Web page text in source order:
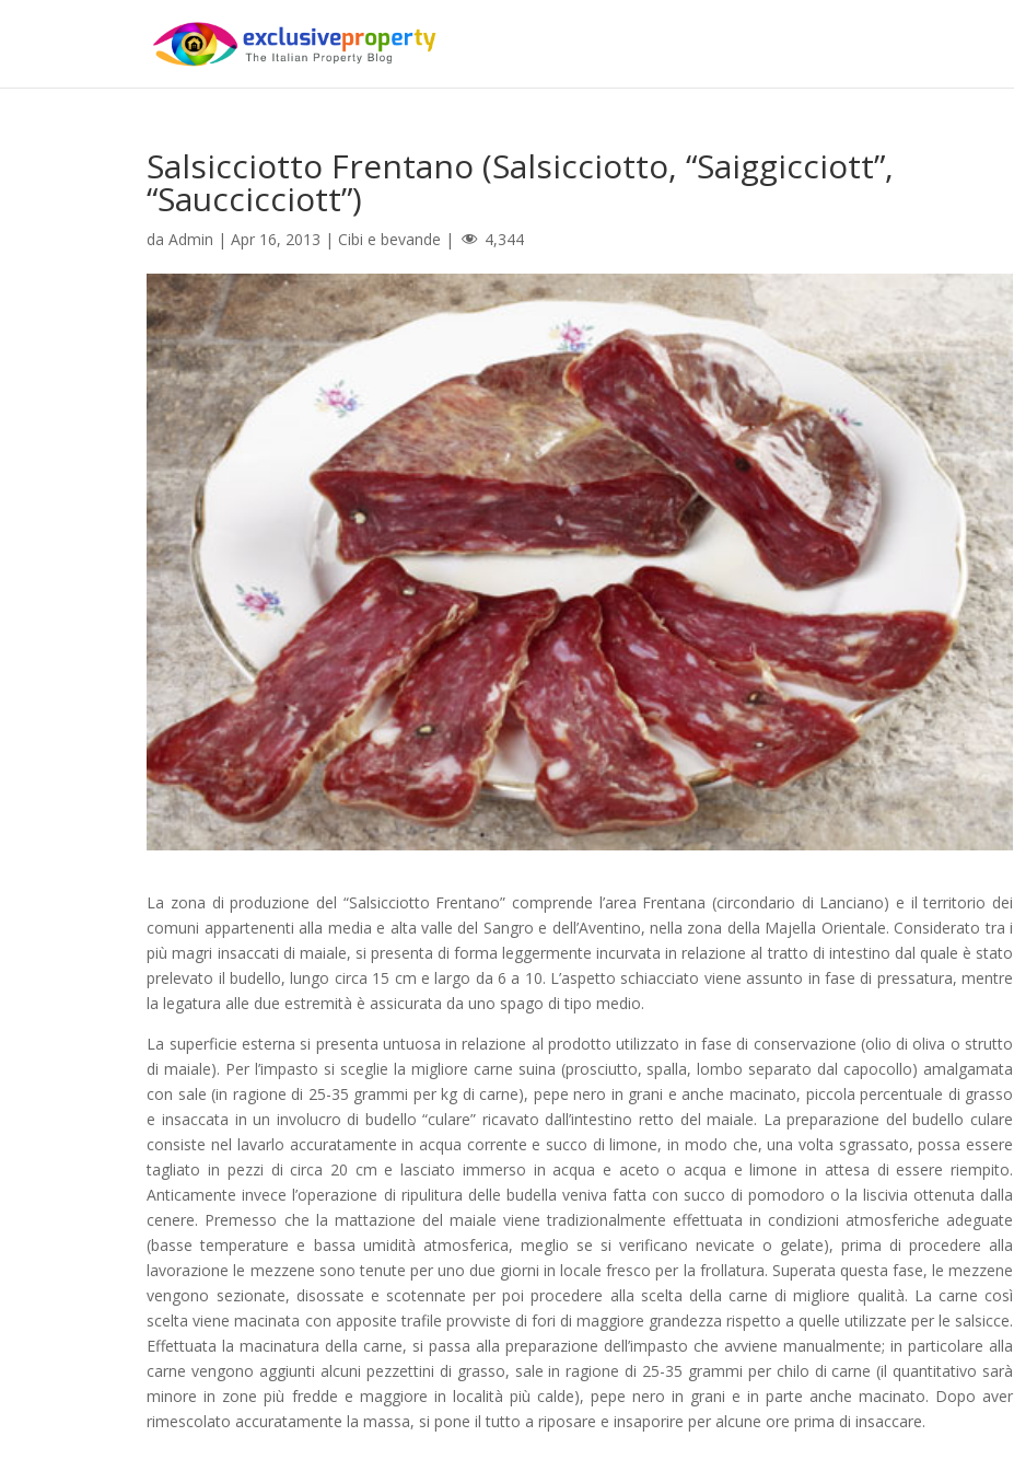
Salsicciotto Frentano (Salsicciotto, “Saiggicciott”,
“Sauccicciott”)
daAdmin |Apr 16, 2013 | Cibi e bevande | 4,344
La zona di produzione del “Salsicciotto Frentano” comprende l’area Frentana (circondario di Lanciano) e il territorio dei
comuni appartenenti alla media e alta valle del Sangro e dell’Aventino, nella zona della Majella Orientale. Considerato tra i
più magri insaccati di maiale, si presenta di forma leggermente incurvata in relazione al tratto di intestino dal quale è stato
prelevato il budello, lungo circa 15 cm e largo da 6 a 10. L’aspetto schiacciato viene assunto in fase di pressatura, mentre
la legatura alle due estremità è assicurata da uno spago di tipo medio.
La superficie esterna si presenta untuosa in relazione al prodotto utilizzato in fase di conservazione (olio di oliva o strutto
di maiale). Per l’impasto si sceglie la migliore carne suina (prosciutto, spalla, lombo separato dal capocollo) amalgamata
con sale (in ragione di 25-35 grammi per kg di carne), pepe nero in grani e anche macinato, piccola percentuale di grasso
e insaccata in un involucro di budello “culare” ricavato dall’intestino retto del maiale. La preparazione del budello culare
consiste nel lavarlo accuratamente in acqua corrente e succo di limone, in modo che, una volta sgrassato, possa essere
tagliato in pezzi di circa 20 cm e lasciato immerso in acqua e aceto o acqua e limone in attesa di essere riempito.
Anticamente invece l’operazione di ripulitura delle budella veniva fatta con succo di pomodoro o la liscivia ottenuta dalla
cenere. Premesso che la mattazione del maiale viene tradizionalmente effettuata in condizioni atmosferiche adeguate
(basse temperature e bassa umidità atmosferica, meglio se si verificano nevicate o gelate), prima di procedere alla
lavorazione le mezzene sono tenute per uno due giorni in locale fresco per la frollatura. Superata questa fase, le mezzene
vengono sezionate, disossate e scotennate per poi procedere alla scelta della carne di migliore qualità. La carne così
scelta viene macinata con apposite trafile provviste di fori di maggiore grandezza rispetto a quelle utilizzate per le salsicce.
Effettuata la macinatura della carne, si passa alla preparazione dell’impasto che avviene manualmente; in particolare alla
carne vengono aggiunti alcuni pezzettini di grasso, sale in ragione di 25-35 grammi per chilo di carne (il quantitativo sarà
minore in zone più fredde e maggiore in località più calde), pepe nero in grani e in parte anche macinato. Dopo aver
rimescolato accuratamente la massa, si pone il tutto a riposare e insaporire per alcune ore prima di insaccare.